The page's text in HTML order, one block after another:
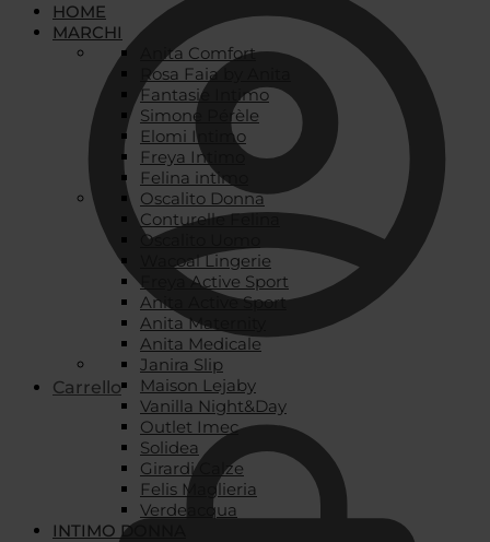
Carrello
HOME
MARCHI
Anita Comfort
Rosa Faia by Anita
Fantasie Intimo
Simone Pérèle
Elomi Intimo
Freya Intimo
Felina intimo
Oscalito Donna
Conturelle Felina
Oscalito Uomo
Wacoal Lingerie
Freya Active Sport
Anita Active Sport
Anita Maternity
Anita Medicale
Janira Slip
Maison Lejaby
Vanilla Night&Day
Outlet Imec
Solidea
Girardi Calze
Felis Maglieria
Verdeacqua
INTIMO DONNA